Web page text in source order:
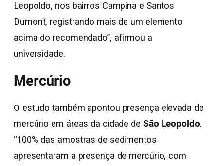
Leopoldo, nos bairros Campina e Santos
Dumont, registrando mais de um elemento
acima do recomendado”, afirmou a
universidade.
Mercúrio
O estudo também apontou presença elevada de
mercúrio em áreas da cidade de São Leopoldo.
“100% das amostras de sedimentos
apresentaram a presença de mercúrio, com